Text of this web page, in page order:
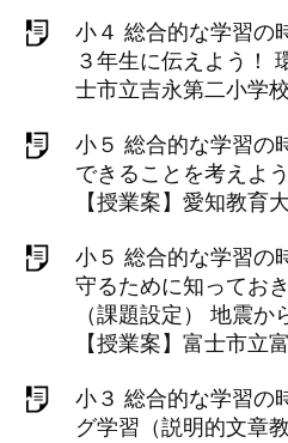
小４ 総合的な学習の
３年生に伝えよう！
士市立吉永第二小学
小５ 総合的な学習の
できることを考えよ
【授業案】愛知教育
小５ 総合的な学習の
守るために知ってお
（課題設定） 地震か
【授業案】富士市立
小３ 総合的な学習の
グ学習（説明的文章